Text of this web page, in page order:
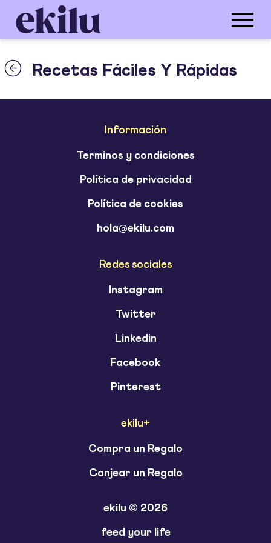
Recetas Fáciles Y Rápidas
Información
Terminos y condiciones
Política de privacidad
Política de cookies
hola@ekilu.com
Redes sociales
Instagram
Twitter
Linkedin
Facebook
Pinterest
ekilu+
Compra un Regalo
Canjear un Regalo
ekilu © 2026
feed your life